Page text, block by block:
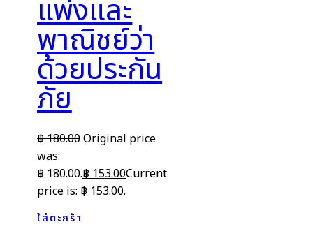
แพ่งและ
พาณิชย์ว่า
ด้วยประกัน
ภัย
฿180.00Original price
was:
฿ 180.00.฿153.00Current
price is: ฿ 153.00.
ใส่ตะกร้า